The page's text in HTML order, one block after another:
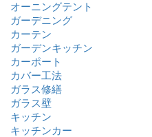
オーニングテント
ガーデニング
カーテン
ガーデンキッチン
カーポート
カバー工法
ガラス修繕
ガラス壁
キッチン
キッチンカー